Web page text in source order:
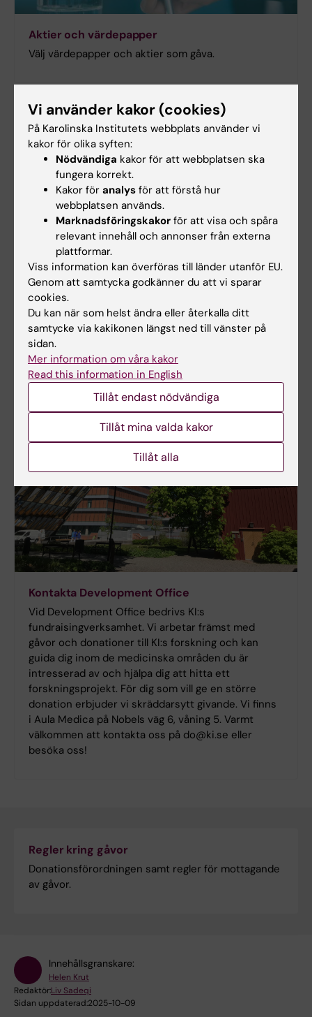
Aktier och värdepapper
Välj värdepapper och aktier som gåva.
Helkroppsdonation
Donera din kropp till medicinsk undervisning.
Kontakta Development Office
Vid Development Office bedrivs KI:s
fundraisingverksamhet. Vi arbetar främst med
gåvor och donationer till KI:s forskning och kan
guida dig inom de medicinska områden du är
intresserad av och hjälpa dig att hitta ett
forskningsprojekt. För dig som vill ge en större
donation erbjuder vi skräddarsytt givande. Vi finns
i Aula Medica på Nobels väg 6, våning 5. Varmt
välkommen att kontakta oss på do@ki.se eller
besöka oss!
Regler kring gåvor
Donationsförordningen samt regler för mottagande
av gåvor.
Innehållsgranskare:
Helen Krut
Redaktör:Liv Sadeqi
Sidan uppdaterad:2025-10-09
Vi använder kakor (cookies)
På Karolinska Institutets webbplats använder vi
kakor för olika syften:
Nödvändiga kakor för att webbplatsen ska
fungera korrekt.
Kakor för analys för att förstå hur
webbplatsen används.
Marknadsföringskakor för att visa och spåra
relevant innehåll och annonser från externa
plattformar.
Viss information kan överföras till länder utanför EU.
Genom att samtycka godkänner du att vi sparar
cookies.
Du kan när som helst ändra eller återkalla ditt
samtycke via kakikonen längst ned till vänster på
sidan.
Mer information om våra kakor
Read this information in English
Tillåt endast nödvändiga
Tillåt mina valda kakor
Tillåt alla